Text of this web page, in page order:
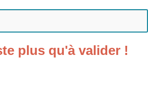
plus qu'à valider !